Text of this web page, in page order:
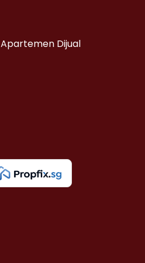
Apartemen Dijual